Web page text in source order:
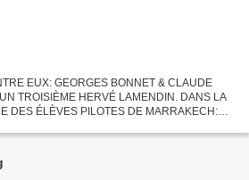
EUX: GEORGES BONNET & CLAUDE
TROISIÈME HERVÉ LAMENDIN. DANS LA
DES ÉLÈVES PILOTES DE MARRAKECH: